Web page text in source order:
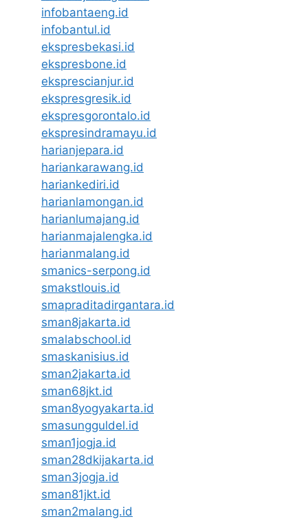
infobantaeng.id
infobantul.id
ekspresbekasi.id
ekspresbone.id
eksprescianjur.id
ekspresgresik.id
ekspresgorontalo.id
ekspresindramayu.id
harianjepara.id
hariankarawang.id
hariankediri.id
harianlamongan.id
harianlumajang.id
harianmajalengka.id
harianmalang.id
smanics-serpong.id
smakstlouis.id
smapraditadirgantara.id
sman8jakarta.id
smalabschool.id
smaskanisius.id
sman2jakarta.id
sman68jkt.id
sman8yogyakarta.id
smasungguldel.id
sman1jogja.id
sman28dkijakarta.id
sman3jogja.id
sman81jkt.id
sman2malang.id